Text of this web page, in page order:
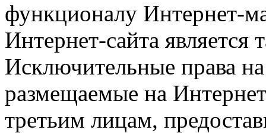
функционалу Интернет-
Интернет-сайта
Исключительные права
размещаемые на
третьим лицам,